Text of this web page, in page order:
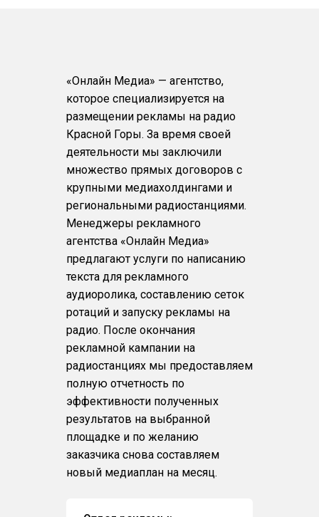
«Онлайн Медиа» — агентство,
которое специализируется на
размещении рекламы на радио
Красной Горы. За время своей
деятельности мы заключили
множество прямых договоров с
крупными медиахолдингами и
региональными радиостанциями.
Менеджеры рекламного
агентства «Онлайн Медиа»
предлагают услуги по написанию
текста для рекламного
аудиоролика, составлению сеток
ротаций и запуску рекламы на
радио. После окончания
рекламной кампании на
радиостанциях мы предоставляем
полную отчетность по
эффективности полученных
результатов на выбранной
площадке и по желанию
заказчика снова составляем
новый медиаплан на месяц.